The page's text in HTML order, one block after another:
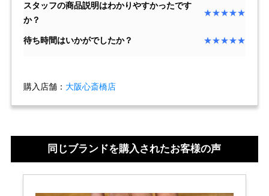
ご利用ガイド
よくある質問
スタッフの商品説明はわかりやすかったです
か？
★★★★★
待ち時間はいかがでしたか？ ★★★★★
購入店舗： 大阪心斎橋店
同じブランドを購入されたお客様の声